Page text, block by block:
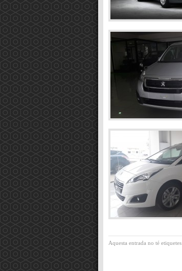
Aquesta entrada no té etiquetes